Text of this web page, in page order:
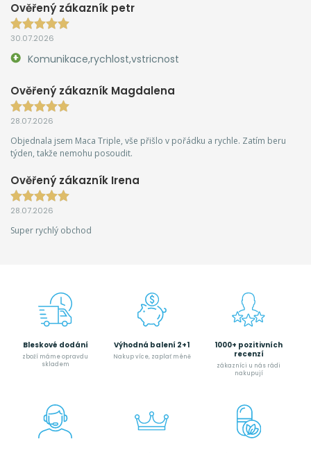
Ověřený zákazník petr
30.07.2026
Komunikace,rychlost,vstricnost
Ověřený zákazník Magdalena
28.07.2026
Objednala jsem Maca Triple, vše přišlo v pořádku a rychle. Zatím beru
týden, takže nemohu posoudit.
Ověřený zákazník Irena
28.07.2026
Super rychlý obchod
Bleskové dodání
zboží máme opravdu
skladem
Výhodná balení 2+1
Nakup více, zaplať méně
1000+ pozitivních
recenzí
zákazníci u nás rádi
nakupují